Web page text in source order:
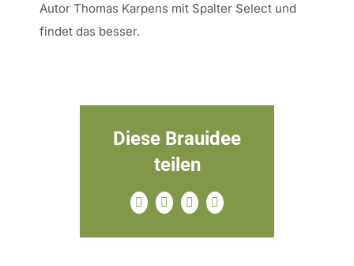
Autor Thomas Karpens mit Spalter Select und
findet das besser.
Diese Brauidee
teilen
Facebook
X Pinterest
E-